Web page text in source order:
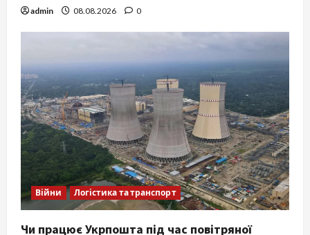
admin 08.08.2026 0
Війни Логістика та транспорт
Чи працює Укрпошта під час повітряної